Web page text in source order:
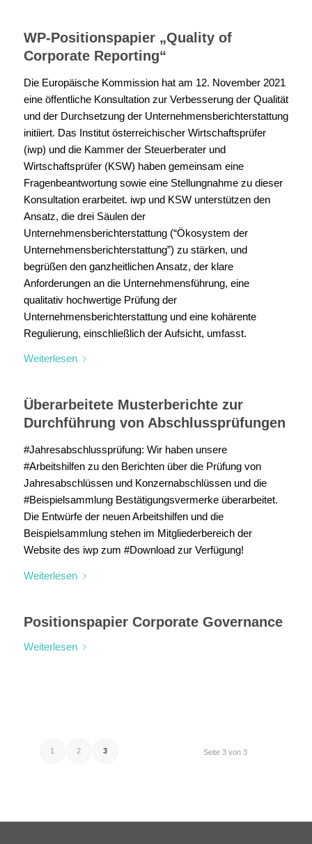
WP-Positionspapier „Quality of
Corporate Reporting“
Die Europäische Kommission hat am 12. November 2021
eine öffentliche Konsultation zur Verbesserung der Qualität
und der Durchsetzung der Unternehmensberichterstattung
initiiert. Das Institut österreichischer Wirtschaftsprüfer
(iwp) und die Kammer der Steuerberater und
Wirtschaftsprüfer (KSW) haben gemeinsam eine
Fragenbeantwortung sowie eine Stellungnahme zu dieser
Konsultation erarbeitet. iwp und KSW unterstützen den
Ansatz, die drei Säulen der
Unternehmensberichterstattung (“Ökosystem der
Unternehmensberichterstattung”) zu stärken, und
begrüßen den ganzheitlichen Ansatz, der klare
Anforderungen an die Unternehmensführung, eine
qualitativ hochwertige Prüfung der
Unternehmensberichterstattung und eine kohärente
Regulierung, einschließlich der Aufsicht, umfasst.
Weiterlesen
Überarbeitete Musterberichte zur
Durchführung von Abschlussprüfungen
#Jahresabschlussprüfung: Wir haben unsere
#Arbeitshilfen zu den Berichten über die Prüfung von
Jahresabschlüssen und Konzernabschlüssen und die
#Beispielsammlung Bestätigungsvermerke überarbeitet.
Die Entwürfe der neuen Arbeitshilfen und die
Beispielsammlung stehen im Mitgliederbereich der
Website des iwp zum #Download zur Verfügung!
Weiterlesen
Positionspapier Corporate Governance
Weiterlesen
Seite 3 von 3
1 2 3